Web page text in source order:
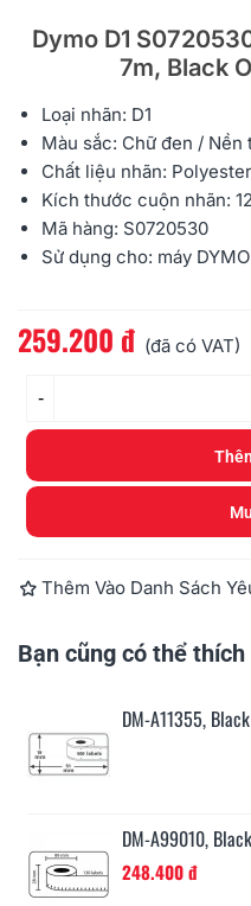
Dymo D1
7m, Black
Loại nhãn: D1
Màu sắc: Chữ đen /
Chất liệu nhãn: Polyester
Kích thước cuộn nhãn:
Mã hàng: S0720530
Sử dụng cho: máy DYMO
Đọc thêm
259.200 đ (đã có VAT)
-
Thêm Vào Danh Sách
Bạn cũng có thể thích
DM-A11355,
DM-A99010,
248.400 đ